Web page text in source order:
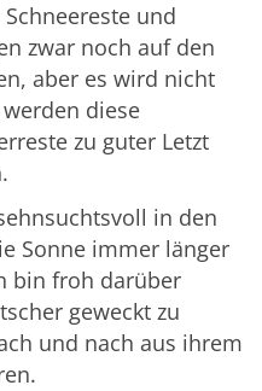
und
zwar noch auf den
aber es wird nicht
diese
zu guter Letzt
in den
Sonne immer länger
bin froh darüber
geweckt zu
und nach aus ihrem